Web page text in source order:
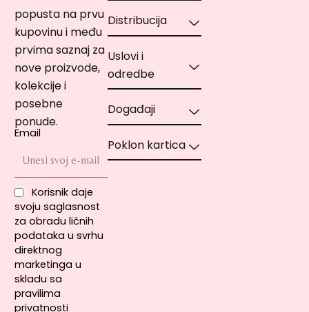
popusta na prvu
kupovinu i među
prvima saznaj za
nove proizvode,
kolekcije i
posebne
ponude.
Email
Korisnik daje
svoju saglasnost
za obradu ličnih
podataka u svrhu
direktnog
marketinga u
skladu sa
pravilima
privatnosti
Distribucija
Uslovi i
odredbe
Događaji
Poklon kartica